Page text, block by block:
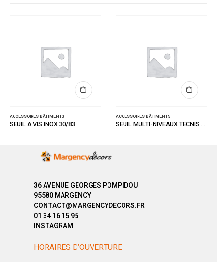
ACCESSOIRES BÂTIMENTS
SEUIL MULTI-NIVEAUX TECNIS OR 32/93
RUPTURE DE
ACCESSOIRES BÂTIMENTS
36 AVENUE GEORGES POMPIDOU
95580 MARGENCY
CONTACT@MARGENCYDECORS.FR
01 34 16 15 95
INSTAGRAM
HORAIRES D’OUVERTURE